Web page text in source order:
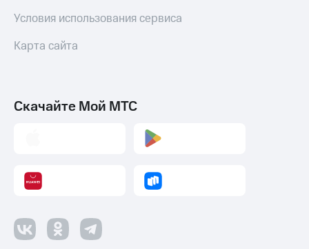
Условия использования сервиса
Карта сайта
Скачайте Мой МТС